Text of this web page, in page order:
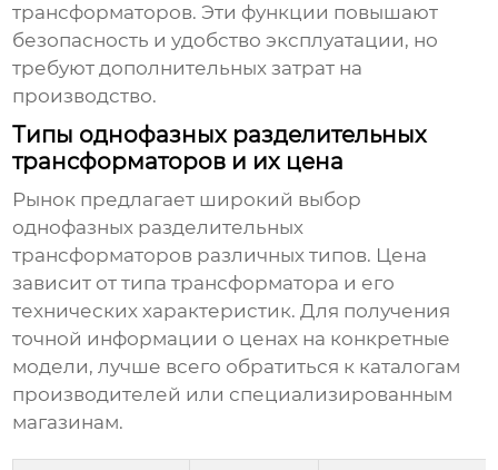
трансформаторов. Эти функции повышают
безопасность и удобство эксплуатации, но
требуют дополнительных затрат на
производство.
Типы однофазных разделительных
трансформаторов и их цена
Рынок предлагает широкий выбор
однофазных разделительных
трансформаторов различных типов. Цена
зависит от типа трансформатора и его
технических характеристик. Для получения
точной информации о ценах на конкретные
модели, лучше всего обратиться к каталогам
производителей или специализированным
магазинам.